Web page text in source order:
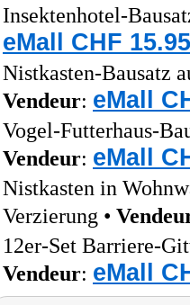
Insektenhotel-
eMall CHF
Nistkasten-Bausatz
Vendeur: eMall
Vogel-Futterhaus-
Vendeur: eMall
Nistkasten in
Verzierung •
12er-Set Barriere-
Vendeur: eMall